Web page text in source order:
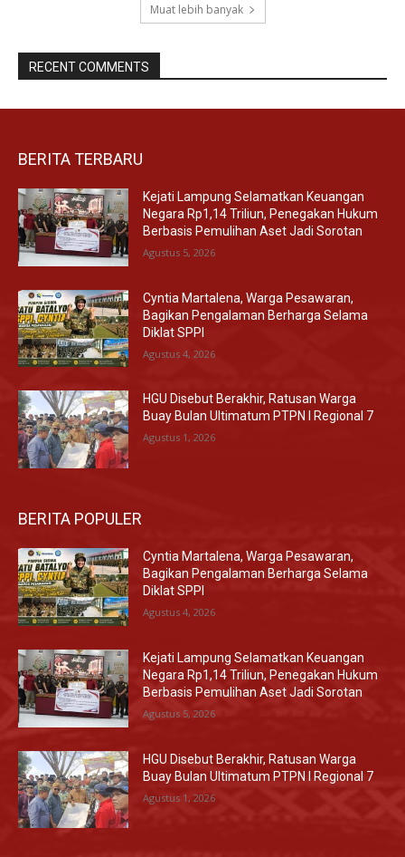
Muat lebih banyak
RECENT COMMENTS
BERITA TERBARU
Kejati Lampung Selamatkan Keuangan
Negara Rp1,14 Triliun, Penegakan Hukum
Berbasis Pemulihan Aset Jadi Sorotan
Agustus 5, 2026
Cyntia Martalena, Warga Pesawaran,
Bagikan Pengalaman Berharga Selama
Diklat SPPI
Agustus 4, 2026
HGU Disebut Berakhir, Ratusan Warga
Buay Bulan Ultimatum PTPN I Regional 7
Agustus 1, 2026
BERITA POPULER
Cyntia Martalena, Warga Pesawaran,
Bagikan Pengalaman Berharga Selama
Diklat SPPI
Agustus 4, 2026
Kejati Lampung Selamatkan Keuangan
Negara Rp1,14 Triliun, Penegakan Hukum
Berbasis Pemulihan Aset Jadi Sorotan
Agustus 5, 2026
HGU Disebut Berakhir, Ratusan Warga
Buay Bulan Ultimatum PTPN I Regional 7
Agustus 1, 2026